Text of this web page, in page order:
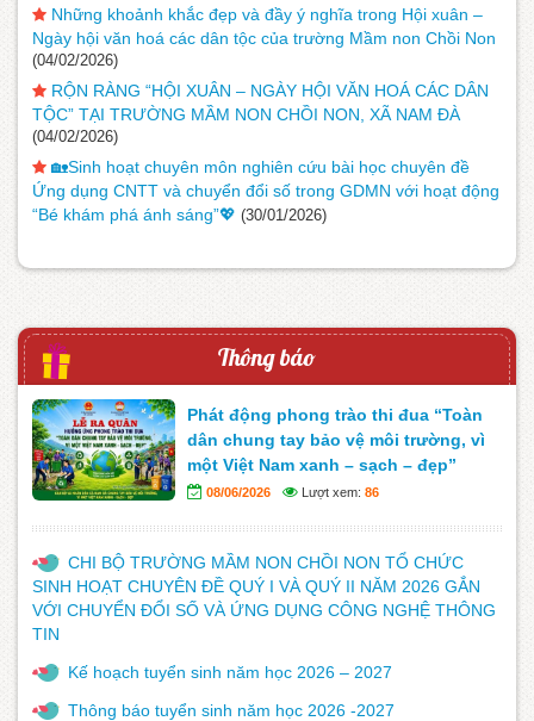
Những khoảnh khắc đẹp và đầy ý nghĩa trong Hội xuân –
Ngày hội văn hoá các dân tộc của trường Mầm non Chồi Non
(04/02/2026)
RỘN RÀNG “HỘI XUÂN – NGÀY HỘI VĂN HOÁ CÁC DÂN
TỘC” TẠI TRƯỜNG MẦM NON CHỒI NON, XÃ NAM ĐÀ
(04/02/2026)
🏡Sinh hoạt chuyên môn nghiên cứu bài học chuyên đề
Ứng dụng CNTT và chuyển đổi số trong GDMN với hoạt động
“Bé khám phá ánh sáng”💖 (30/01/2026)
Thông báo
Phát động phong trào thi đua “Toàn
dân chung tay bảo vệ môi trường, vì
một Việt Nam xanh – sạch – đẹp”
08/06/2026 Lượt xem: 86
CHI BỘ TRƯỜNG MẦM NON CHỒI NON TỔ CHỨC
SINH HOẠT CHUYÊN ĐỀ QUÝ I VÀ QUÝ II NĂM 2026 GẮN
VỚI CHUYỂN ĐỔI SỐ VÀ ỨNG DỤNG CÔNG NGHỆ THÔNG
TIN
Kế hoạch tuyển sinh năm học 2026 – 2027
Thông báo tuyển sinh năm học 2026 -2027